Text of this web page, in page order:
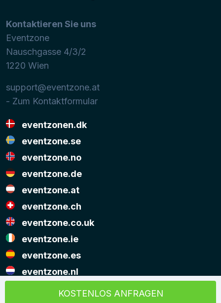
KOSTENLOS ANFRAGEN
Kontaktieren Sie uns
Eventzone
Nauschgasse 4/3/2
1220 Wien
support@eventzone.at
- Zum Kontaktformular
eventzonen.dk
eventzone.se
eventzone.no
eventzone.de
eventzone.at
eventzone.ch
eventzone.co.uk
eventzone.ie
eventzone.es
eventzone.nl
© Copyright Eventzone 2026